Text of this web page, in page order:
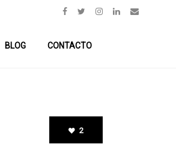
BLOG CONTACTO
2